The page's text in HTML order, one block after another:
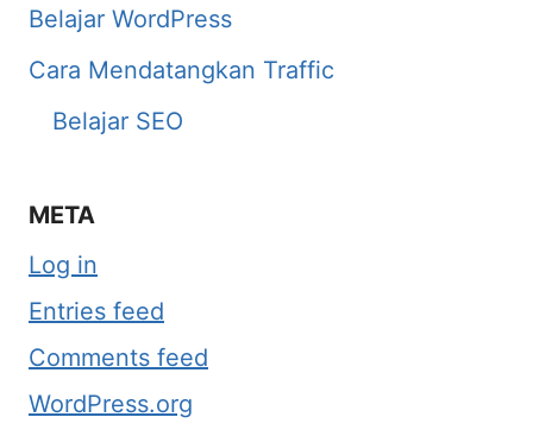
Belajar WordPress
Cara Mendatangkan Traffic
Belajar SEO
META
Log in
Entries feed
Comments feed
WordPress.org